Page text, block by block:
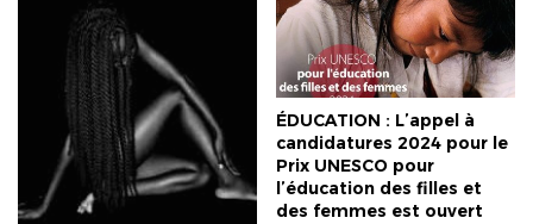
ÉDUCATION : L’appel à
candidatures 2024 pour le
Prix UNESCO pour
l’éducation des filles et
des femmes est ouvert